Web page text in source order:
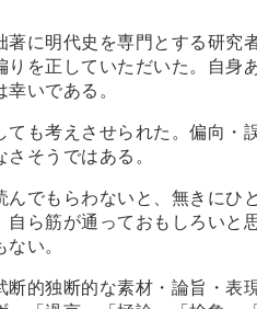
に明代史を専門とする研究
りを正していただいた。自身
幸いである。
も考えさせられた。偏向・
さそうではある。
でもらわないと、無きにひ
自ら筋が通っておもしろいと
い。
的独断的な素材・論旨・表